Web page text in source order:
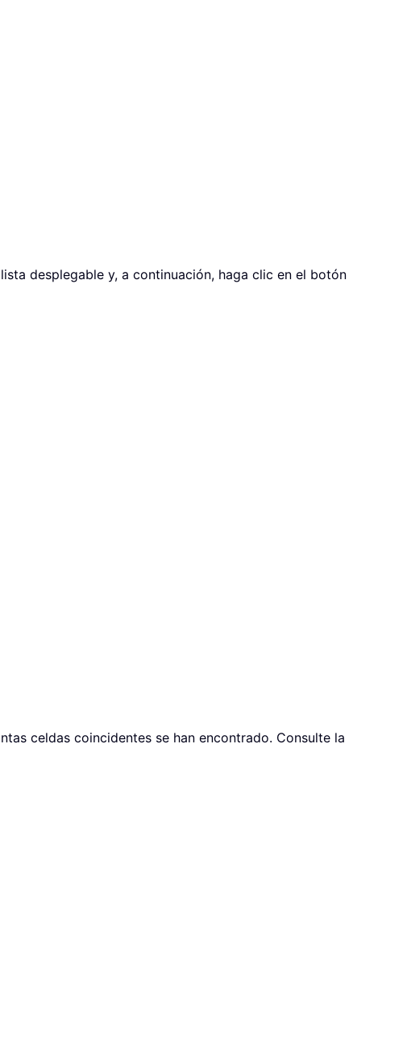
desplegable y, a continuación, haga clic en el botón
celdas coincidentes se han encontrado. Consulte la